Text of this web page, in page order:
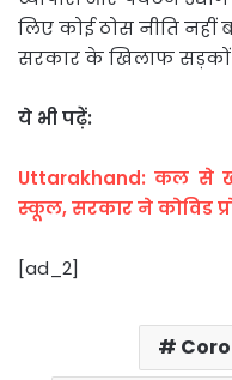
लिए कोई ठोस नीति नहीं
सरकार के खिलाफ सड़कों
ये भी पढ़ें:
Uttarakhand: कल से
स्कूल, सरकार ने कोविड
[ad_2]